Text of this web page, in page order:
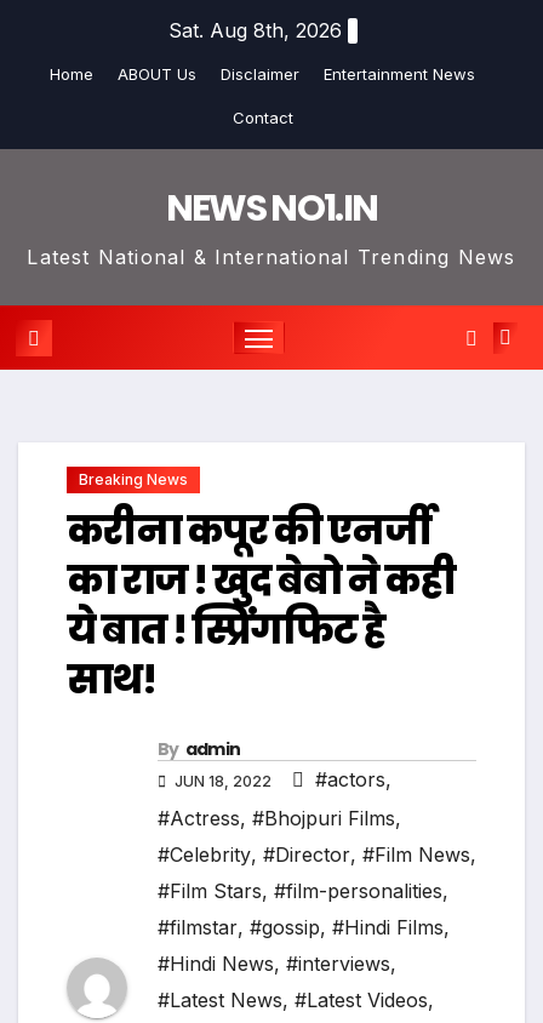
Sat. Aug 8th, 2026
Home ABOUT Us Disclaimer Entertainment News
Contact
NEWS NO1.IN
Latest National & International Trending News
Breaking News
करीना कपूर की एनर्जी
का राज ! खुद बेबो ने कही
ये बात ! स्प्रिंगफिट है
साथ!
By admin
JUN 18, 2022 #actors,
#Actress, #Bhojpuri Films,
#Celebrity, #Director, #Film News,
#Film Stars, #film-personalities,
#filmstar, #gossip, #Hindi Films,
#Hindi News, #interviews,
#Latest News, #Latest Videos,